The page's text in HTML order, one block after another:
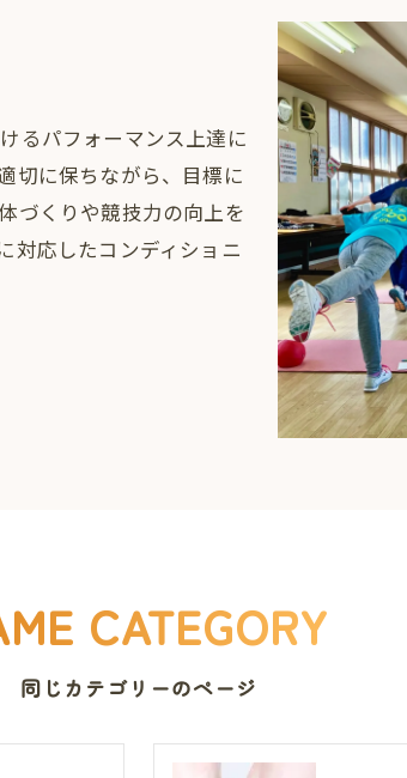
るパフォーマンス上達に
切に保ちながら、目標に
づくりや競技力の向上を
対応したコンディショニ
同じカテゴリーのページ
CATEGORY